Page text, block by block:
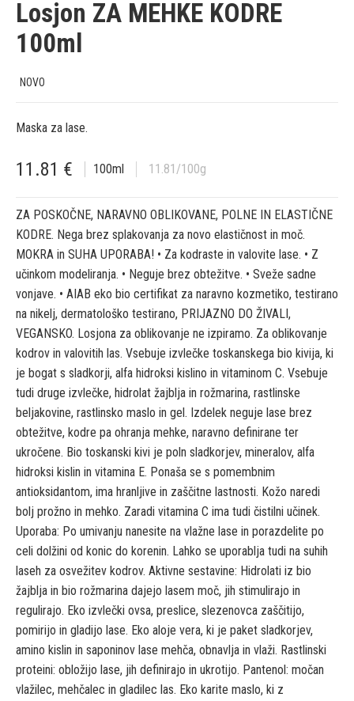
Losjon ZA MEHKE KODRE
100ml
NOVO
Maska za lase.
11.81 € 100ml 11.81 /100g
ZA POSKOČNE, NARAVNO OBLIKOVANE, POLNE IN ELASTIČNE
KODRE. Nega brez splakovanja za novo elastičnost in moč.
MOKRA in SUHA UPORABA! • Za kodraste in valovite lase. • Z
učinkom modeliranja. • Neguje brez obtežitve. • Sveže sadne
vonjave. • AIAB eko bio certifikat za naravno kozmetiko, testirano
na nikelj, dermatološko testirano, PRIJAZNO DO ŽIVALI,
VEGANSKO. Losjona za oblikovanje ne izpiramo. Za oblikovanje
kodrov in valovitih las. Vsebuje izvlečke toskanskega bio kivija, ki
je bogat s sladkorji, alfa hidroksi kislino in vitaminom C. Vsebuje
tudi druge izvlečke, hidrolat žajblja in rožmarina, rastlinske
beljakovine, rastlinsko maslo in gel. Izdelek neguje lase brez
obtežitve, kodre pa ohranja mehke, naravno definirane ter
ukročene. Bio toskanski kivi je poln sladkorjev, mineralov, alfa
hidroksi kislin in vitamina E. Ponaša se s pomembnim
antioksidantom, ima hranljive in zaščitne lastnosti. Kožo naredi
bolj prožno in mehko. Zaradi vitamina C ima tudi čistilni učinek.
Uporaba: Po umivanju nanesite na vlažne lase in porazdelite po
celi dolžini od konic do korenin. Lahko se uporablja tudi na suhih
laseh za osvežitev kodrov. Aktivne sestavine: Hidrolati iz bio
žajblja in bio rožmarina dajejo lasem moč, jih stimulirajo in
regulirajo. Eko izvlečki ovsa, preslice, slezenovca zaščitijo,
pomirijo in gladijo lase. Eko aloje vera, ki je paket sladkorjev,
amino kislin in saponinov lase mehča, obnavlja in vlaži. Rastlinski
proteini: obložijo lase, jih definirajo in ukrotijo. Pantenol: močan
vlažilec, mehčalec in gladilec las. Eko karite maslo, ki z